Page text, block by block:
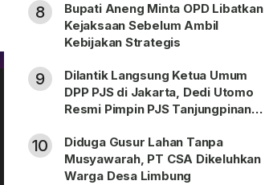
8
Bupati Aneng Minta OPD Libatkan
Kejaksaan Sebelum Ambil
Kebijakan Strategis
9
Dilantik Langsung Ketua Umum
DPP PJS di Jakarta, Dedi Utomo
Resmi Pimpin PJS Tanjungpinang-
10
Diduga Gusur Lahan Tanpa
Musyawarah, PT CSA Dikeluhkan
Warga Desa Limbung